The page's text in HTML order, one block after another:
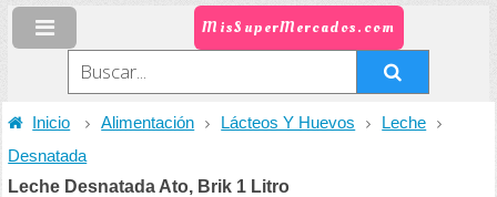
MisSuperMercados.com
Inicio Alimentación Lácteos Y Huevos
Leche
Desnatada
Leche Desnatada Ato, Brik 1 Litro